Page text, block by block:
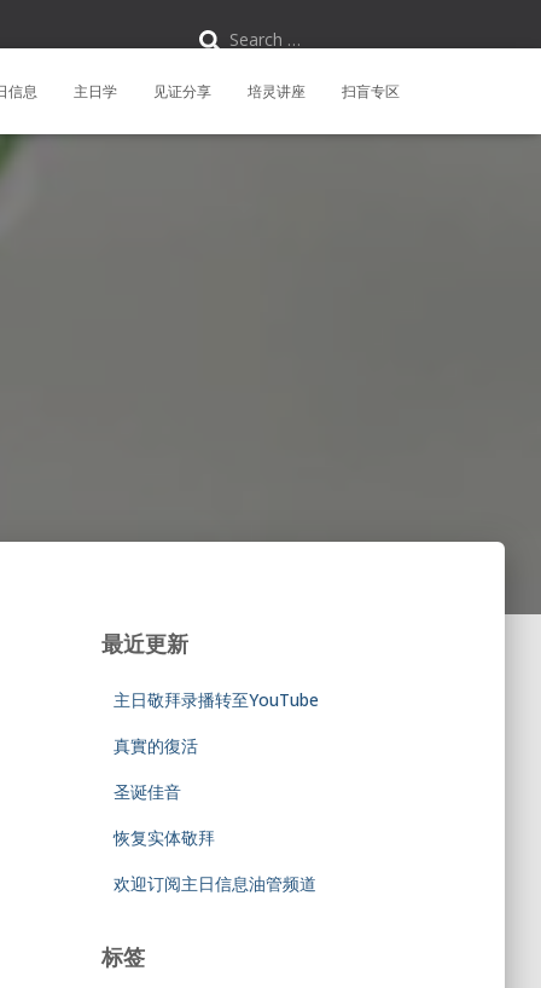
Search …
信息 主日学 见证分享 培灵讲座 扫盲专区
最近更新
主日敬拜录播转至YouTube
真實的復活
圣诞佳音
恢复实体敬拜
欢迎订阅主日信息油管频道
标签